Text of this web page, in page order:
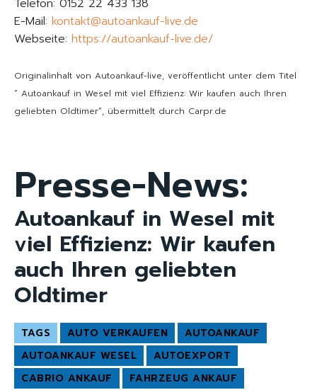
Telefon: 0152 22 433 138
E-Mail: kontakt@autoankauf-live.de
Webseite: https://autoankauf-live.de/
Originalinhalt von Autoankauf-live, veröffentlicht unter dem Titel
“ Autoankauf in Wesel mit viel Effizienz: Wir kaufen auch Ihren
geliebten Oldtimer“, übermittelt durch Carpr.de
Presse-News:
Autoankauf in Wesel mit
viel Effizienz: Wir kaufen
auch Ihren geliebten
Oldtimer
TAGS AUTO VERKAUFEN
AUTOANKAUF
AUTOANKAUF WESEL
AUTOEXPORT
CABRIO ANKAUF
FAHRZEUG ANKAUF